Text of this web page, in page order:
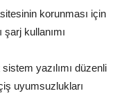
korunması için
şarj kullanımı
yazılımı düzenli
uyumsuzlukları